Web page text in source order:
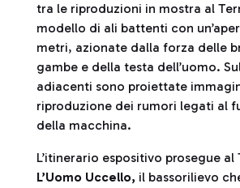
tra le riproduzioni in mostra al
modello di ali battenti con
metri, azionate dalla forza delle
gambe e della testa dell’uomo.
adiacenti sono proiettate
riproduzione dei rumori legati al
della macchina.
L’itinerario espositivo prosegue al
L’Uomo Uccello, il bassorilievo